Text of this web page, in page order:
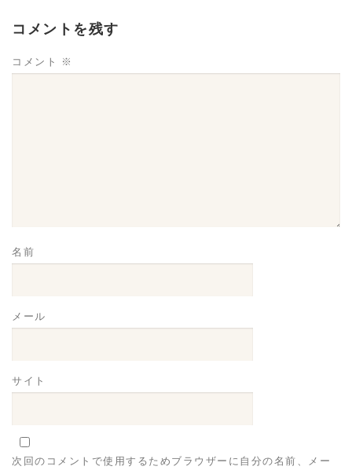
コメントを残す
コメント ※
名前
メール
サイト
次回のコメントで使用するためブラウザーに自分の名前、メー